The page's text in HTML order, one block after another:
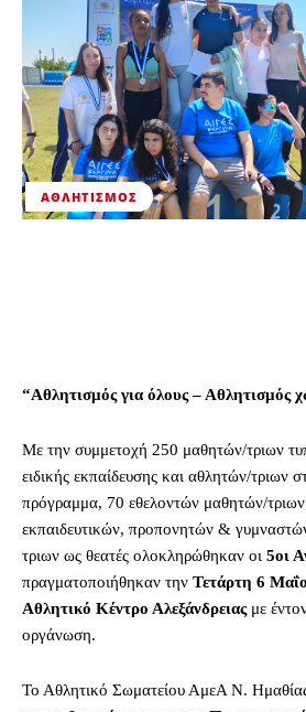
ΑΘΛΗΤΙΣΜΌΣ
“Αθλητισμός για όλους – Αθλητισμός
Με την συμμετοχή 250 μαθητών/τριων
ειδικής εκπαίδευσης και αθλητών/τριων
πρόγραμμα, 70 εθελοντών μαθητών/
εκπαιδευτικών, προπονητών &
τριων ως θεατές ολοκληρώθηκαν οι 5οι
πραγματοποιήθηκαν την Τετάρτη 6
Αθλητικό Κέντρο Αλεξάνδρειας με
οργάνωση.
Το Αθλητικό Σωματείου ΑμεΑ Ν.